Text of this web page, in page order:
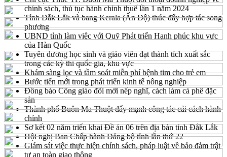
chính sách, thủ tục hành chính thuế lần 1 năm 2024
Tỉnh Đắk Lắk và bang Kerala (Ấn Độ) thúc đẩy hợp tác song
phương
UBND tỉnh làm việc với Quỹ Phát triển Hạnh phúc khu vực
của Hàn Quốc
Tuyên dương học sinh và giáo viên đạt thành tích xuất sắc
trong các kỳ thi quốc gia, khu vực
Khám sàng lọc và tầm soát miễn phí bệnh tim cho trẻ em
Bước tiến mới trong phát triển kinh tế nông nghiệp
Đồng bào Công giáo đổi mới nếp nghĩ, cách làm cà phê đặc
sản
Thành phố Buôn Ma Thuột đẩy mạnh công tác cải cách hành
chính
Sơ kết 02 năm triển khai Đề án 06 trên địa bàn tỉnh Đắk Lắk
Hội nghị Ban Chấp hành Đảng bộ tỉnh lần thứ 22
Giám sát việc thực hiện chính sách, pháp luật về bảo đảm trật
tự an toàn giao thông